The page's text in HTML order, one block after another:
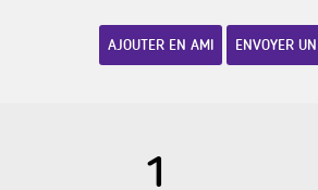
AJOUTER EN AMI ENVOYER
1